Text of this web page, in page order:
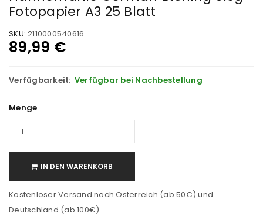
Fotopapier A3 25 Blatt
SKU: 2110000540616
89,99 €
Verfügbarkeit: Verfügbar bei Nachbestellung
Menge
IN DEN WARENKORB
Kostenloser Versand nach Österreich (ab 50€) und
Deutschland (ab 100€)